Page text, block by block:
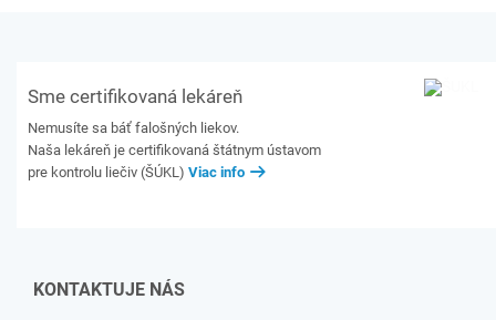
Sme certifikovaná lekáreň
Nemusíte sa báť falošných liekov.
Naša lekáreň je certifikovaná štátnym ústavom
pre kontrolu liečiv (ŠÚKL) Viac info
KONTAKTUJE NÁS